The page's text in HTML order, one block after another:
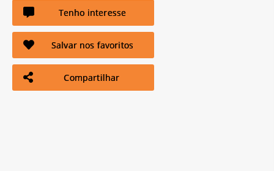
Tenho interesse
Salvar nos favoritos
Compartilhar